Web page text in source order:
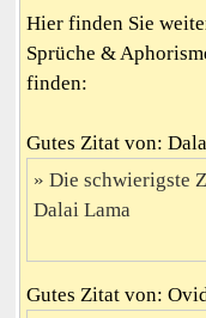
Hier finden Sie
Sprüche &
finden:
Gutes Zitat von:
Die schwierigste
Dalai Lama
Gutes Zitat von: